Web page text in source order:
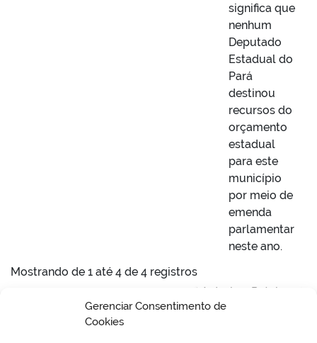
Gerenciar Consentimento de
Cookies
significa que
nenhum
Deputado
Estadual do
Pará
destinou
recursos do
orçamento
estadual
para este
município
por meio de
emenda
parlamentar
neste ano.
Mostrando de 1 até 4 de 4 registros
Anterior
Próximo